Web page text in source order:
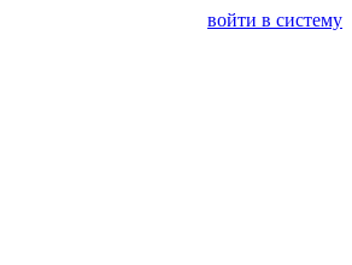
войти в систему